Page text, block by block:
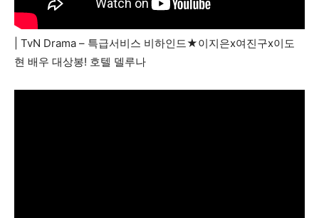
| TvN Drama – 특급서비스 비하인드★이지은x여진구x이도
현 배우 대상봉! 호텔 델루나